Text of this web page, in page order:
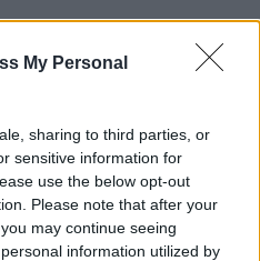
My Personal
sharing to third parties, or
sensitive information for
use the below opt-out
Please note that after your
may continue seeing
information utilized by
Обединетите Арапски
поканата, но... сè уште
нив сеКамбоџа, Кина,
Европската
орган на ЕУ),Парагвај,